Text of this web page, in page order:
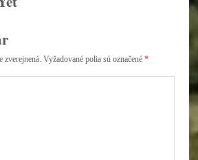
zverejnená. Vyžadované polia sú označené *